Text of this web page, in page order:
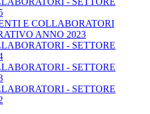
E COLLABORATORI
ANNO 2023
- SETTORE
- SETTORE
- SETTORE